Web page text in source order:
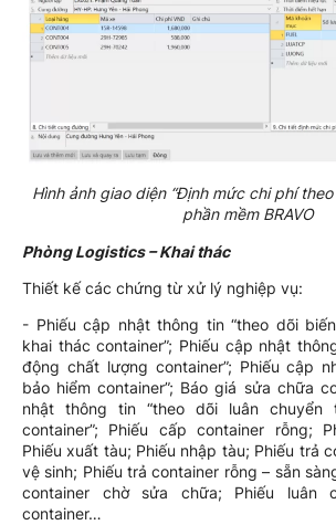
Hình ảnh giao diện “Định mức chi phí
phần mềm BRAVO
Phòng Logistics – Khai thác
Thiết kế các chứng từ xử lý nghiệp vụ:
- Phiếu cập nhật thông tin “theo dõi
khai thác container”; Phiếu cập nhật
động chất lượng container”; Phiếu cập
bảo hiểm container”; Báo giá sửa chữa
nhật thông tin “theo dõi luân
container”; Phiếu cấp container rỗng;
Phiếu xuất tàu; Phiếu nhập tàu; Phiếu trả
vệ sinh; Phiếu trả container rỗng – sẵn
container chờ sửa chữa; Phiếu luân
container…